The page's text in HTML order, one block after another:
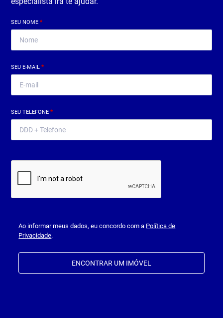
SEU NOME*
SEU E-MAIL*
SEU TELEFONE*
Ao informar meus dados, eu concordo com a Política de
Privacidade.
ENCONTRAR UM IMÓVEL